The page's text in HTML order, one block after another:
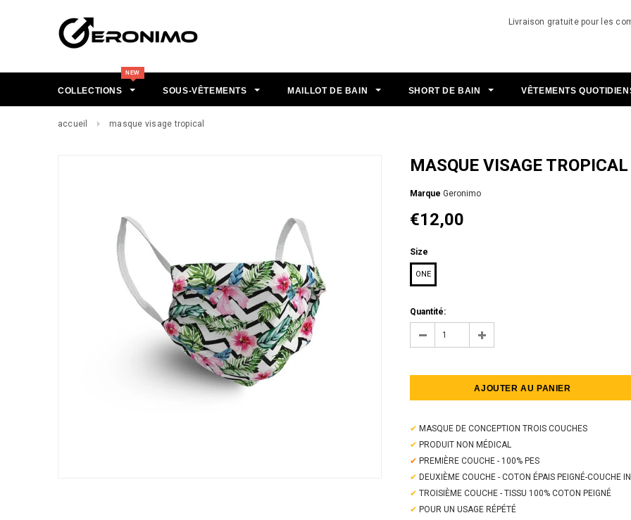
Livraison gratuite pour les
COLLECTIONS SOUS-VÊTEMENTS MAILLOT DE BAIN SHORT DE BAIN VÊTEMENTS
accueil masque visage tropical
MASQUE VISAGE TROPICAL
Мarque Geronimo
€12,00
Size
ONE
Quantité:
✔ MASQUE DE CONCEPTION TROIS COUCHES
✔ PRODUIT NON MÉDICAL
✔ PREMIÈRE COUCHE - 100% PES
✔ DEUXIÈME COUCHE - COTON ÉPAIS PEIGNÉ-COUCHE
✔ TROISIÈME COUCHE - TISSU 100% COTON PEIGNÉ
✔ POUR UN USAGE RÉPÉTÉ